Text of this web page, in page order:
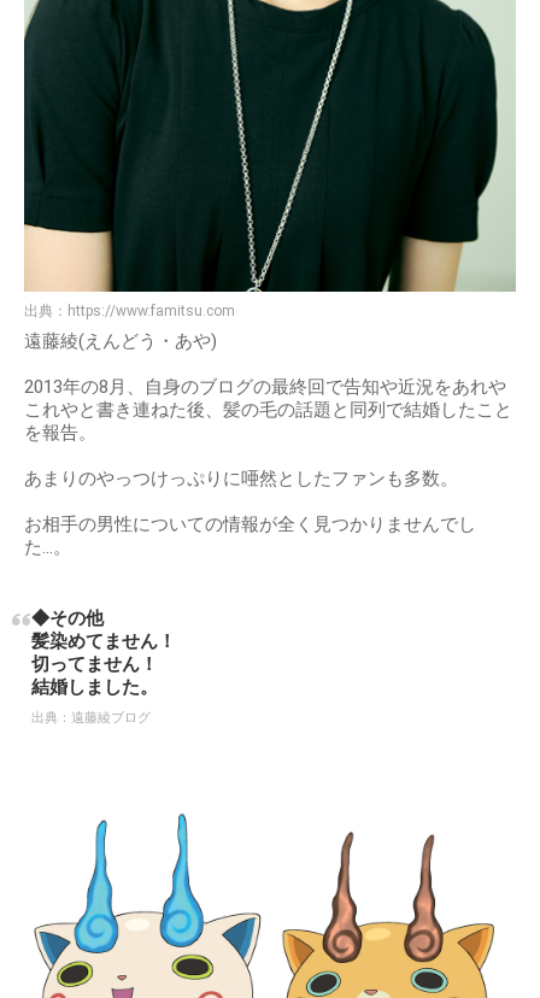
出典： https://www.famitsu.com
遠藤綾(えんどう・あや)
2013年の8月、自身のブログの最終回で告知や近況をあれや
これやと書き連ねた後、髪の毛の話題と同列で結婚したこと
を報告。
あまりのやっつけっぷりに唖然としたファンも多数。
お相手の男性についての情報が全く見つかりませんでし
た…。
◆その他
髪染めてません！
切ってません！
結婚しました。
出典： 遠藤綾ブログ